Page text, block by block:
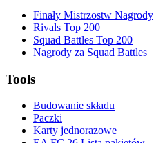
Finały Mistrzostw Nagrody
Rivals Top 200
Squad Battles Top 200
Nagrody za Squad Battles
Tools
Budowanie składu
Paczki
Karty jednorazowe